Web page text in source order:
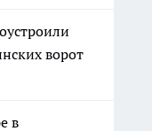
ворот
в